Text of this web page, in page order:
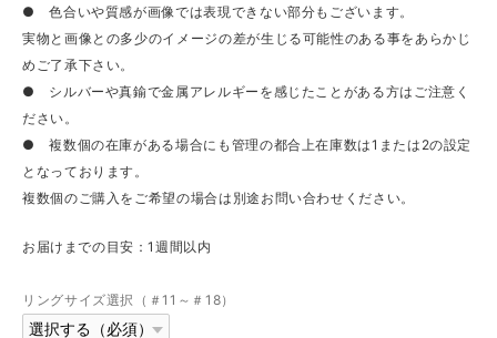
● 色合いや質感が画像では表現できない部分もございます。
実物と画像との多少のイメージの差が生じる可能性のある事をあらかじ
めご了承下さい。
● シルバーや真鍮で金属アレルギーを感じたことがある方はご注意く
ださい。
● 複数個の在庫がある場合にも管理の都合上在庫数は1または2の設定
となっております。
複数個のご購入をご希望の場合は別途お問い合わせください。
お届けまでの目安：1週間以内
リングサイズ選択（＃11～＃18）